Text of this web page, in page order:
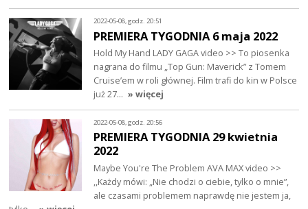
2022-05-08, godz. 20:51
PREMIERA TYGODNIA 6 maja 2022
Hold My Hand LADY GAGA video >> To piosenka
nagrana do filmu „Top Gun: Maverick” z Tomem
Cruise’em w roli głównej. Film trafi do kin w Polsce
już 27… » więcej
2022-05-08, godz. 20:56
PREMIERA TYGODNIA 29 kwietnia
2022
Maybe You're The Problem AVA MAX video >>
,,Każdy mówi: „Nie chodzi o ciebie, tylko o mnie”,
ale czasami problemem naprawdę nie jestem ja,